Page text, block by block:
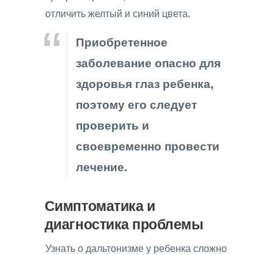
отличить желтый и синий цвета.
Приобретенное
заболевание опасно для
здоровья глаз ребенка,
поэтому его следует
проверить и
своевременно провести
лечение.
Симптоматика и
диагностика проблемы
Узнать о дальтонизме у ребенка сложно